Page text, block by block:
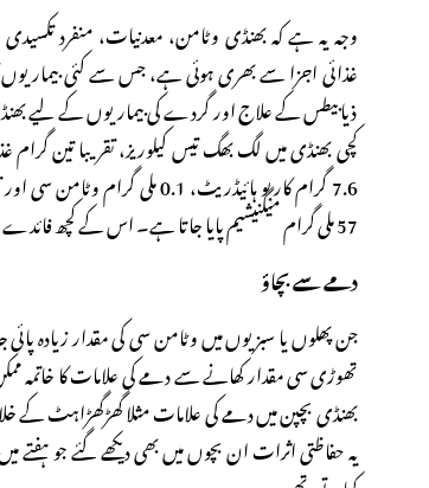
وجہ یہ ہے کہ بھنڈی وٹامن، معدنیات، منفرد تکسیدی
غذائی اجزا سے بھری ہوئی ہے، جس سے کئی
ذیابیطس کے علاج اور گردے کی بیماریوں کے لیے
کچی بھنڈی میں لگ بھگ تیس کیلوریز، تقریبا تین گرام
57 ملی گرام میگنیشیم پایا جاتا ہے۔ اس کے کچھ فائدے درج ذیل ہیں:
دمے سے بچاؤ
جن پھلوں یا سبزیوں میں وٹامن سی کی مقدار زیادہ
تھوڑی سی مقدار کھانے سے دمے کی علامات کا خاتمہ
بھنڈی بچپن میں دمے کی علامات مثلا گھڑگھڑاہٹ کے
یہ حفاظتی اثرات ان بچوں میں بھی دیکھے گئے جو ہفتے